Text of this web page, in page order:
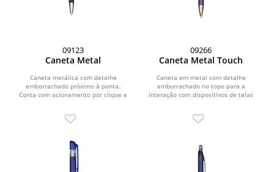
09123
Caneta Metal
Caneta metálica com detalhe
emborrachado próximo à ponta.
Conta com acionamento por clique e
09266
Caneta Metal Touch
Caneta em metal com detalhe
emborrachado no topo para a
interação com dispositivos de telas